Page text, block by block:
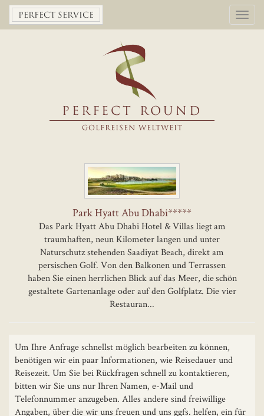
PERFECT SERVICE
PERFECT ROUND
GOLFREISEN WELTWEIT
Park Hyatt Abu Dhabi*****
Das Park Hyatt Abu Dhabi Hotel & Villas liegt am
traumhaften, neun Kilometer langen und unter
Naturschutz stehenden Saadiyat Beach, direkt am
persischen Golf. Von den Balkonen und Terrassen
haben Sie einen herrlichen Blick auf das Meer, die schön
gestaltete Gartenanlage oder auf den Golfplatz. Die vier
Restauran...
Um Ihre Anfrage schnellst möglich bearbeiten zu können,
benötigen wir ein paar Informationen, wie Reisedauer und
Reisezeit. Um Sie bei Rückfragen schnell zu kontaktieren,
bitten wir Sie uns nur Ihren Namen, e-Mail und
Telefonnummer anzugeben. Alles andere sind freiwillige
Angaben, über die wir uns freuen und uns ggfs. helfen, ein für